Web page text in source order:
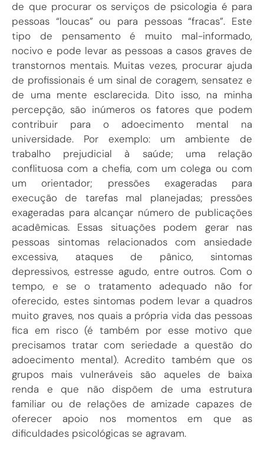
de que procurar os serviços de psicologia é para
pessoas “loucas” ou para pessoas “fracas”. Este
tipo de pensamento é muito mal-informado,
nocivo e pode levar as pessoas a casos graves de
transtornos mentais. Muitas vezes, procurar ajuda
de profissionais é um sinal de coragem, sensatez e
de uma mente esclarecida. Dito isso, na minha
percepção, são inúmeros os fatores que podem
contribuir para o adoecimento mental na
universidade. Por exemplo: um ambiente de
trabalho prejudicial à saúde; uma relação
conflituosa com a chefia, com um colega ou com
um orientador; pressões exageradas para
execução de tarefas mal planejadas; pressões
exageradas para alcançar número de publicações
acadêmicas. Essas situações podem gerar nas
pessoas sintomas relacionados com ansiedade
excessiva, ataques de pânico, sintomas
depressivos, estresse agudo, entre outros. Com o
tempo, e se o tratamento adequado não for
oferecido, estes sintomas podem levar a quadros
muito graves, nos quais a própria vida das pessoas
fica em risco (é também por esse motivo que
precisamos tratar com seriedade a questão do
adoecimento mental). Acredito também que os
grupos mais vulneráveis são aqueles de baixa
renda e que não dispõem de uma estrutura
familiar ou de relações de amizade capazes de
oferecer apoio nos momentos em que as
dificuldades psicológicas se agravam.